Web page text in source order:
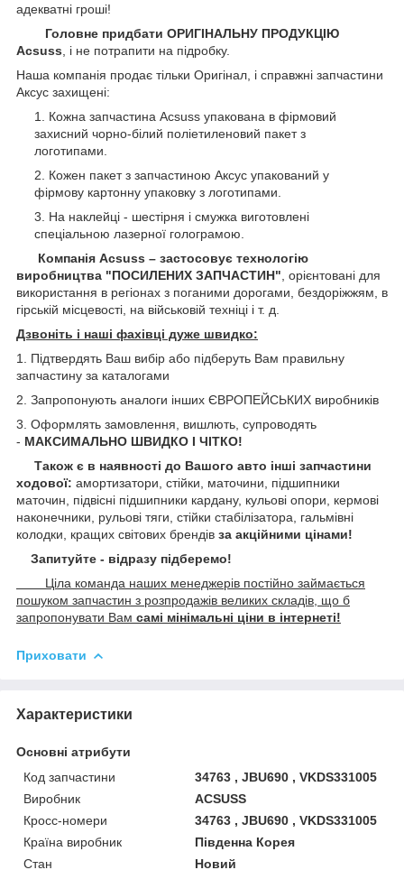
адекватні гроші!
Головне придбати ОРИГІНАЛЬНУ ПРОДУКЦІЮ
Acsuss , і не потрапити на підробку.
Наша компанія продає тільки Оригінал, і справжні запчастини
Аксус захищені:
Кожна запчастина Acsuss упакована в фірмовий
захисний чорно-білий поліетиленовий пакет з
логотипами.
Кожен пакет з запчастиною Аксус упакований у
фірмову картонну упаковку з логотипами.
На наклейці - шестірня і смужка виготовлені
спеціальною лазерної голограмою.
Компанія Acsuss – застосовує технологію
виробництва "ПОСИЛЕНИХ ЗАПЧАСТИН" , орієнтовані для
використання в регіонах з поганими дорогами, бездоріжжям, в
гірській місцевості, на військовій техніці і т. д.
Дзвоніть і наші фахівці дуже швидко:
1. Підтвердять Ваш вибір або підберуть Вам правильну
запчастину за каталогами
2. Запропонують аналоги інших ЄВРОПЕЙСЬКИХ виробників
3. Оформлять замовлення, вишлють, супроводять
- МАКСИМАЛЬНО ШВИДКО І ЧІТКО!
Також є в наявності до Вашого авто інші запчастини
ходової: амортизатори, стійки, маточини, підшипники
маточин, підвісні підшипники кардану, кульові опори, кермові
наконечники, рульові тяги, стійки стабілізатора, гальмівні
колодки, кращих світових брендів за акційними цінами!
Запитуйте - відразу підберемо!
Ціла команда наших менеджерів постійно займається
пошуком запчастин з розпродажів великих складів, що б
запропонувати Вам самі мінімальні ціни в інтернеті!
Приховати
Характеристики
Основні атрибути
Код запчастини
34763 , JBU690 , VKDS331005
Виробник
ACSUSS
Кросс-номери
34763 , JBU690 , VKDS331005
Країна виробник
Південна Корея
Стан
Новий